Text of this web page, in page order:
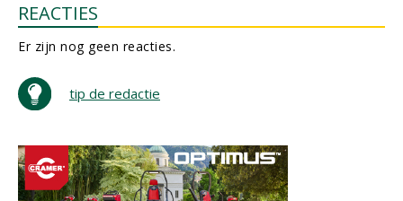
REACTIES
Er zijn nog geen reacties.
tip de redactie